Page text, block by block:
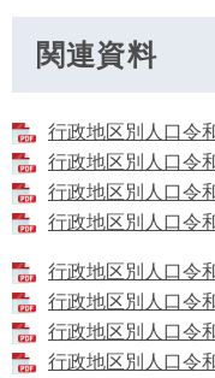
関連資料
行政地区別人口令
行政地区別人口令
行政地区別人口令
行政地区別人口令
行政地区別人口令
行政地区別人口令
行政地区別人口令
行政地区別人口令